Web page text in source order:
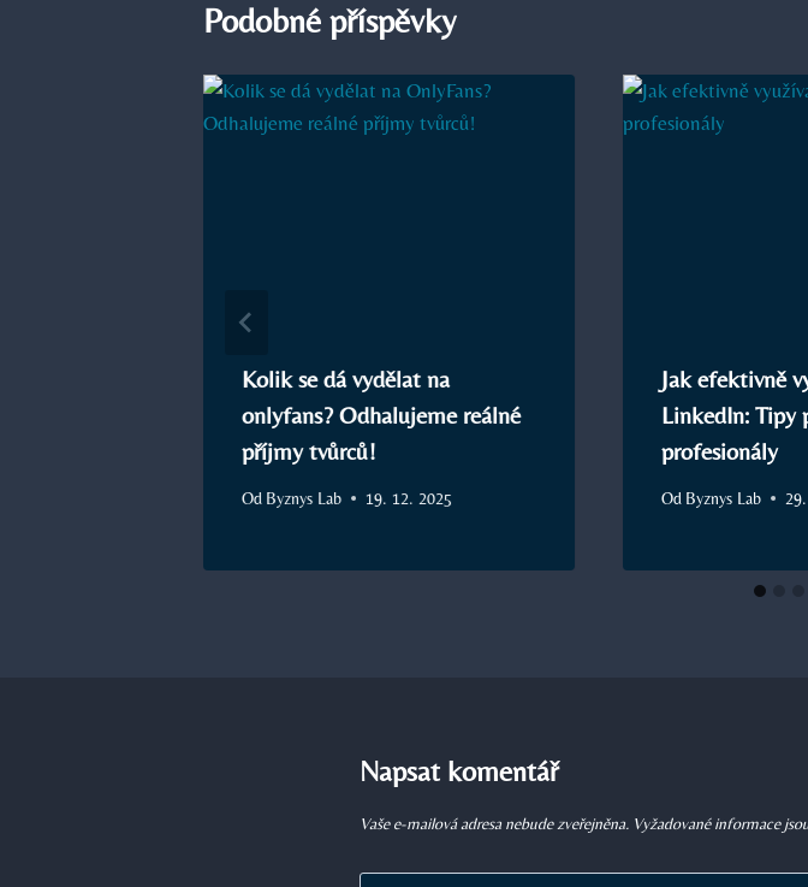
Podobné příspěvky
Kolik se dá vydělat na
onlyfans? Odhalujeme reálné
příjmy tvůrců!
Od Byznys Lab 19. 12. 2025
Jak efektivně
LinkedIn: Tipy
profesionály
Od Byznys Lab
Napsat komentář
Vaše e-mailová adresa nebude zveřejněna. Vyžadované informace